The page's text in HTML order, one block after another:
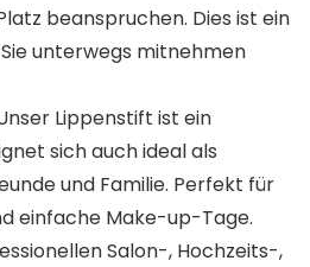
beanspruchen. Dies ist ein
unterwegs mitnehmen
Unser Lippenstift ist ein
sich auch ideal als
und Familie. Perfekt für
einfache Make-up-Tage.
Salon-, Hochzeits-,